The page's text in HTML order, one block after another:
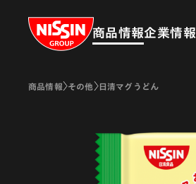
Nissin Group
商品情報企業情報
商品情報 その他 日清マグうどん